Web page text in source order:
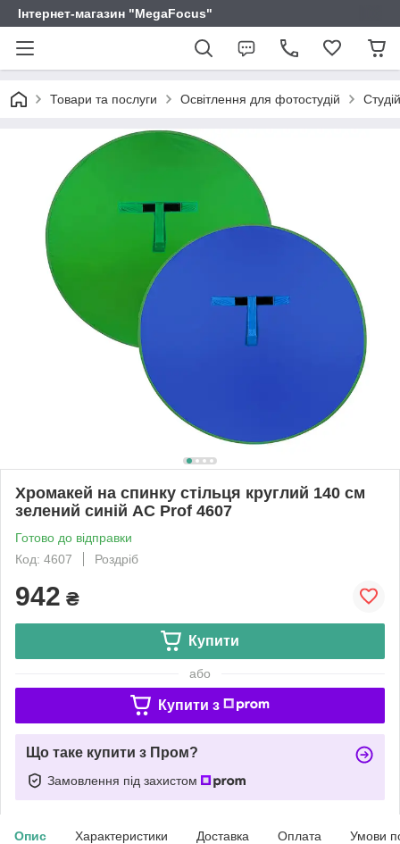
Інтернет-магазин "MegaFocus"
Товари та послуги Освітлення для фотостудій
Хромакей на спинку стільця круглий 140 см
зелений синій AC Prof 4607
Готово до відправки
Код: 4607
Роздріб
942 ₴
Купити
або
Купити з
Що таке купити з Пром?
Замовлення під захистом
Опис Характеристики Доставка Оплата Умови